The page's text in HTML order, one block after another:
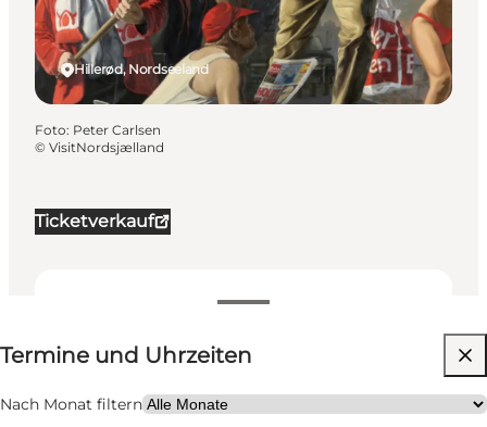
Ticketverkauf
Termine und Uhrzeiten
Termine und Uhrzeiten
Nach Monat filtern
Website besuchen
Hillerød, Nordseeland
Foto: Peter Carlsen
© VisitNordsjælland